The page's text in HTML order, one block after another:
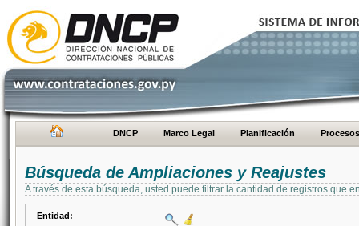
DNCP Marco Legal Planificación Procesos
Búsqueda de Ampliaciones y Reajustes
A través de esta búsqueda, usted puede filtrar la cantidad de registros que
Entidad: